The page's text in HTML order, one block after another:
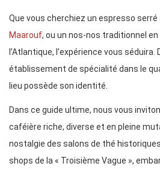
Que vous cherchiez un espresso serré
Maarouf, ou un nos-nos traditionnel
l’Atlantique, l’expérience vous
établissement de spécialité dans le
lieu possède son identité.
Dans ce guide ultime, nous vous
caféière riche, diverse et en pleine
nostalgie des salons de thé
shops de la « Troisième Vague »,